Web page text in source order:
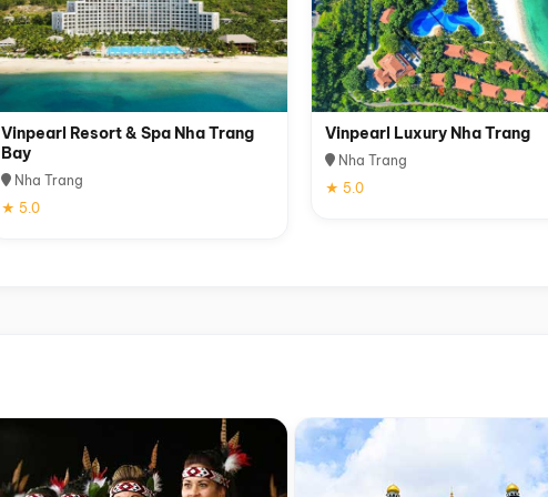
Vinpearl Resort & Spa Nha Trang
Bay
Nha Trang
★ 5.0
Vinpearl Luxury Nha Trang
Nha Trang
★ 5.0